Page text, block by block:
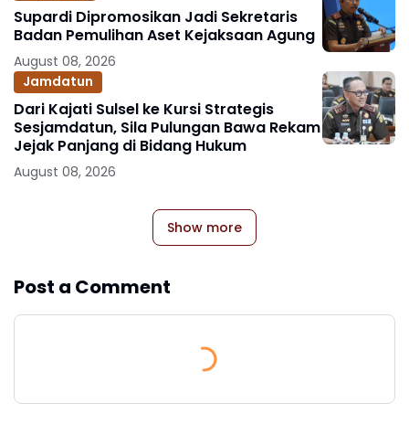
Supardi Dipromosikan Jadi Sekretaris
Badan Pemulihan Aset Kejaksaan Agung
August 08, 2026
Jamdatun
Dari Kajati Sulsel ke Kursi Strategis
Sesjamdatun, Sila Pulungan Bawa Rekam
Jejak Panjang di Bidang Hukum
August 08, 2026
Show more
Post a Comment